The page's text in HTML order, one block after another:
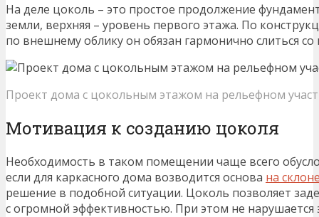
На деле цоколь – это простое продолжение
земли, верхняя – уровень первого этажа. По
по внешнему облику он обязан гармонично слиться
Проект дома с цокольным этажом на рельефном
Мотивация к созданию цоколя
Необходимость в таком помещении чаще всего
если для каркасного дома возводится основа на
решение в подобной ситуации. Цоколь позволяет
с огромной эффективностью. При этом не нарушается